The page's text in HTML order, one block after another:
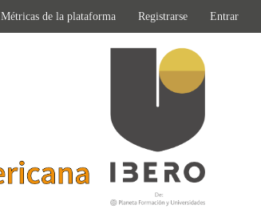
Métricas de la plataforma Registrarse Entrar